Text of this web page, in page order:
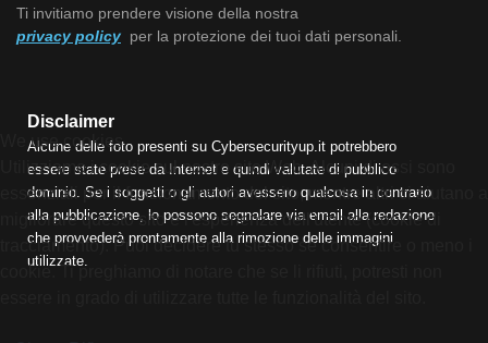
Ti invitiamo prendere visione della nostra
privacy policy per la protezione dei tuoi dati personali.
Disclaimer
Alcune delle foto presenti su Cybersecurityup.it potrebbero
essere state prese da Internet e quindi valutate di pubblico
dominio. Se i soggetti o gli autori avessero qualcosa in contrario
alla pubblicazione, lo possono segnalare via email alla redazione
che provvederà prontamente alla rimozione delle immagini
utilizzate.
We use cookies
Utilizziamo i cookie sul nostro sito Web. Alcuni di essi sono
essenziali per il funzionamento del sito, mentre altri ci aiutano a
migliorare questo sito e l'esperienza dell'utente (cookie di
tracciamento). Puoi decidere tu stesso se consentire o meno i
cookie. Ti preghiamo di notare che se li rifiuti, potresti non